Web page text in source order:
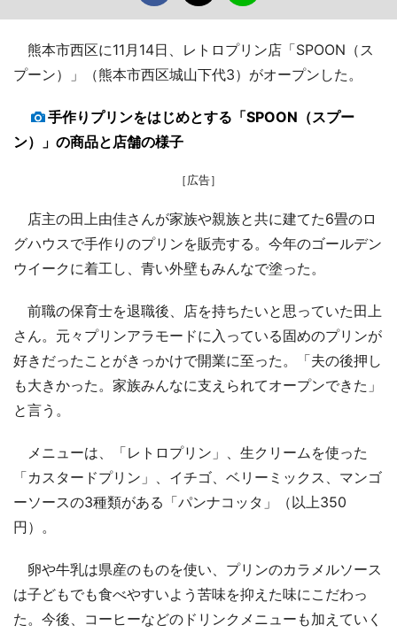
熊本市西区に11月14日、レトロプリン店「SPOON（ス
プーン）」（熊本市西区城山下代3）がオープンした。
手作りプリンをはじめとする「SPOON（スプー
ン）」の商品と店舗の様子
［広告］
店主の田上由佳さんが家族や親族と共に建てた6畳のロ
グハウスで手作りのプリンを販売する。今年のゴールデン
ウイークに着工し、青い外壁もみんなで塗った。
前職の保育士を退職後、店を持ちたいと思っていた田上
さん。元々プリンアラモードに入っている固めのプリンが
好きだったことがきっかけで開業に至った。「夫の後押し
も大きかった。家族みんなに支えられてオープンできた」
と言う。
メニューは、「レトロプリン」、生クリームを使った
「カスタードプリン」、イチゴ、ベリーミックス、マンゴ
ーソースの3種類がある「パンナコッタ」（以上350
円）。
卵や牛乳は県産のものを使い、プリンのカラメルソース
は子どもでも食べやすいよう苦味を抑えた味にこだわっ
た。今後、コーヒーなどのドリンクメニューも加えていく